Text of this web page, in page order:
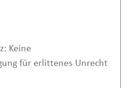
Keine
für erlittenes Unrecht